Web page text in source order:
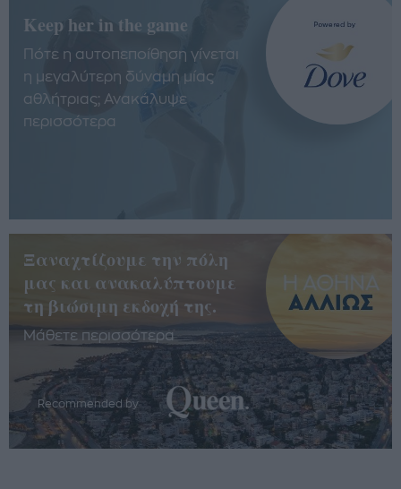
Keep her in the game
Πότε η αυτοπεποίθηση γίνεται
η μεγαλύτερη δύναμη μίας
αθλήτριας; Ανακάλυψε
περισσότερα
Ξαναχτίζουμε την πόλη
μας και ανακαλύπτουμε
τη βιώσιμη εκδοχή της.
Μάθετε περισσότερα
Recommended by